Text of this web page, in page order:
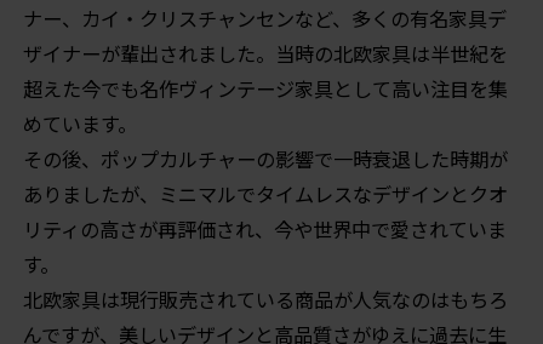
ナー、カイ・クリスチャンセンなど、多くの有名家具デ
ザイナーが輩出されました。当時の北欧家具は半世紀を
超えた今でも名作ヴィンテージ家具として高い注目を集
めています。
その後、ポップカルチャーの影響で一時衰退した時期が
ありましたが、ミニマルでタイムレスなデザインとクオ
リティの高さが再評価され、今や世界中で愛されていま
す。
北欧家具は現行販売されている商品が人気なのはもちろ
んですが、美しいデザインと高品質さがゆえに過去に生